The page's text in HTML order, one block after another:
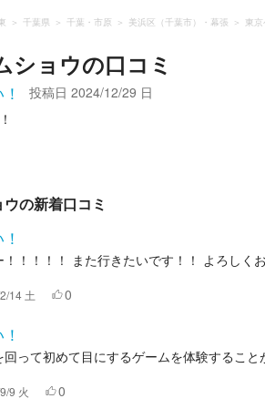
千葉県 千葉・市原 美浜区（千葉市）・幕張 東
ショウの口コミ
投稿日 2024/12/29 日
の新着口コミ
！！！！ また行きたいです！！ よろしく
14 土 0
って初めて目にするゲームを体験するこ
9 火 0